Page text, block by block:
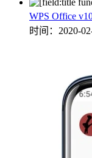
WPS Office
时间：2020-